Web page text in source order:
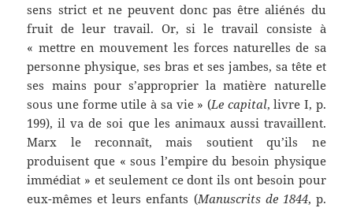
sens strict et ne peuvent donc pas être aliénés du
fruit de leur travail. Or, si le travail consiste à
« mettre en mouvement les forces naturelles de sa
personne physique, ses bras et ses jambes, sa tête et
ses mains pour s’approprier la matière naturelle
sous une forme utile à sa vie » (Le capital, livre I, p.
199), il va de soi que les animaux aussi travaillent.
Marx le reconnaît, mais soutient qu’ils ne
produisent que « sous l’empire du besoin physique
immédiat » et seulement ce dont ils ont besoin pour
eux-mêmes et leurs enfants (Manuscrits de 1844, p.